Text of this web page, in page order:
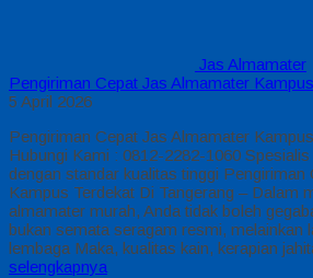
Jas Almamater
Pengiriman Cepat Jas Almamater
5 April 2026
Pengiriman Cepat Jas Almamater
Hubungi Kami : 0812-2282-1060
dengan standar kualitas tinggi Pengiriman
Kampus Terdekat Di Tangerang – Dalam
almamater murah, Anda tidak boleh
bukan semata seragam resmi, melainkan
lembaga Maka, kualitas kain, kerapian
selengkapnya